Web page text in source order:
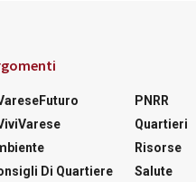
Di Quartiere
PNRR
Quartieri
Risorse
Salute